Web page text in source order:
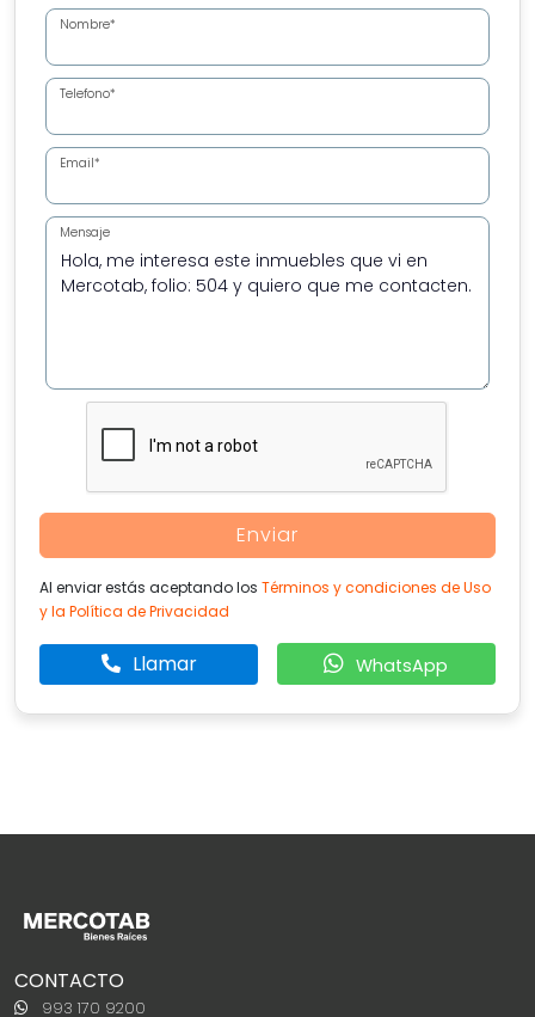
Nombre*
Telefono*
Email*
Mensaje
Enviar
Al enviar estás aceptando los Términos y condiciones de Uso
y la Política de Privacidad
Llamar WhatsApp
CONTACTO
993 170 9200